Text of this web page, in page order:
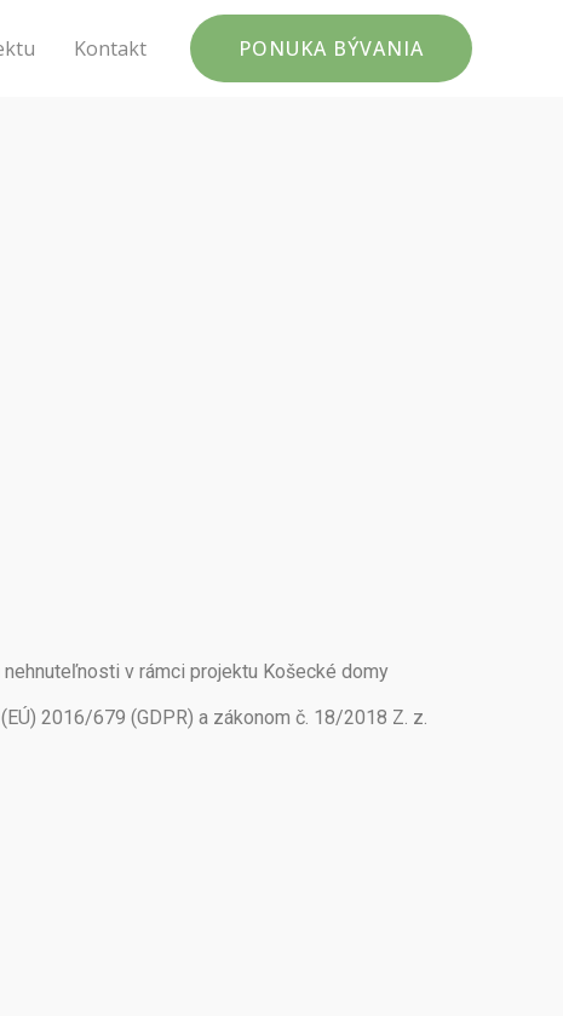
Kontakt PONUKA BÝVANIA
v rámci projektu Košecké domy
2016/679 (GDPR) a zákonom č. 18/2018 Z. z.